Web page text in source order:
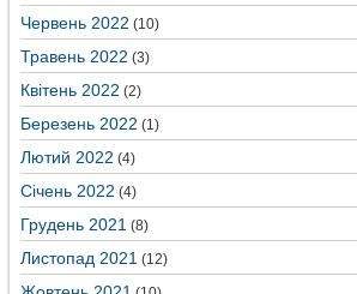
Червень 2022 (10)
Травень 2022 (3)
Квітень 2022 (2)
Березень 2022 (1)
Лютий 2022 (4)
Січень 2022 (4)
Грудень 2021 (8)
Листопад 2021 (12)